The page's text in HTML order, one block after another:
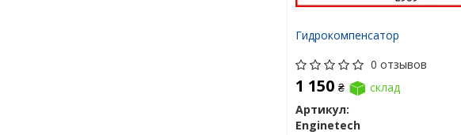
Гидрокомпенсатор
0 отзывов
1 150 ₴
склад
Артикул:
Enginetech